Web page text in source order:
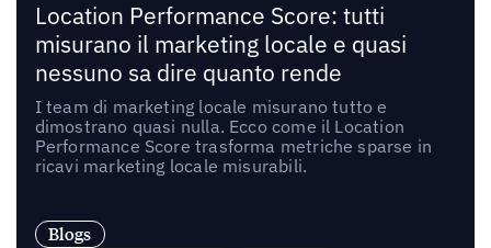
Location Performance Score: tutti
misurano il marketing locale e quasi
nessuno sa dire quanto rende
I team di marketing locale misurano tutto e
dimostrano quasi nulla. Ecco come il Location
Performance Score trasforma metriche sparse in
ricavi marketing locale misurabili.
Blogs